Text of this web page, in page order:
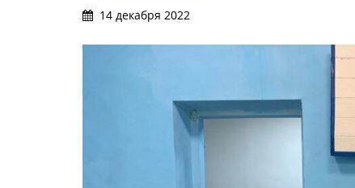
14 декабря 2022